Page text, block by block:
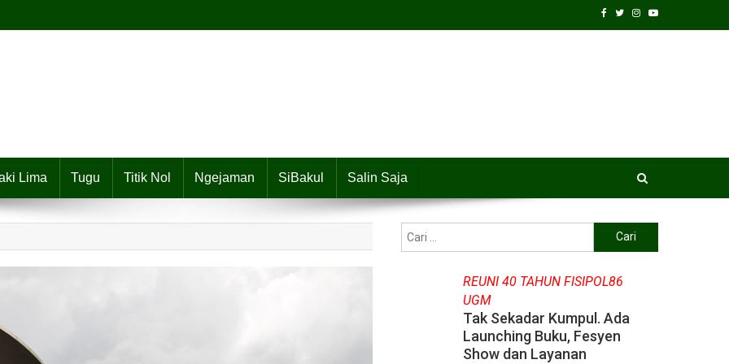
Lima Tugu Titik Nol Ngejaman SiBakul Salin Saja
untuk:
REUNI 40 TAHUN FISIPOL86
UGM
Tak Sekadar Kumpul. Ada
Launching Buku, Fesyen
Show dan Layanan